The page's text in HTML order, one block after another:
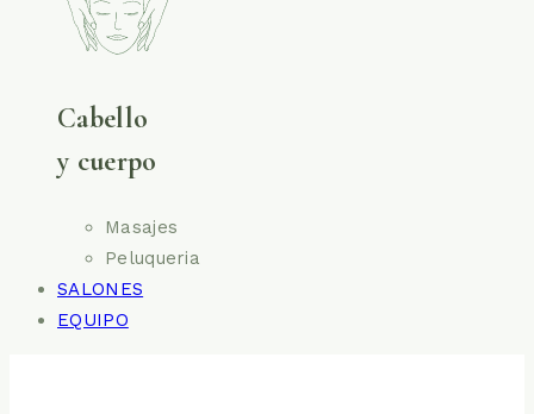
Cabello
y cuerpo
Masajes
Peluqueria
SALONES
EQUIPO